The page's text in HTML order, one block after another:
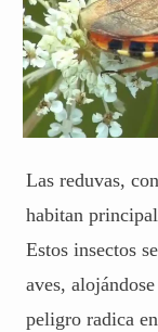
Las reduvas,
habitan
Estos insectos
aves,
peligro radica